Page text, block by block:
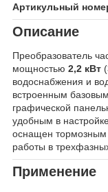
Артикульный
Описание
Преобразователь
мощностью 2,2 кВт
водоснабжения и
встроенным
графической
удобным в
оснащен тормозным
работы в
Применение